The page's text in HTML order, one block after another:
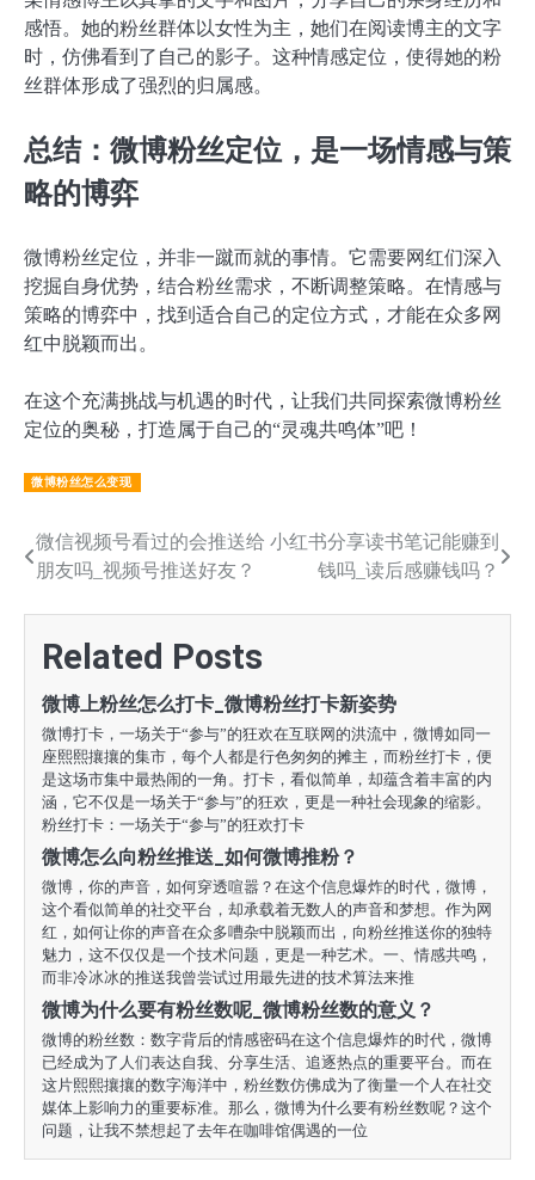
感悟。她的粉丝群体以女性为主，她们在阅读博主的文字
时，仿佛看到了自己的影子。这种情感定位，使得她的粉
丝群体形成了强烈的归属感。
总结：微博粉丝定位，是一场情感与策
略的博弈
微博粉丝定位，并非一蹴而就的事情。它需要网红们深入
挖掘自身优势，结合粉丝需求，不断调整策略。在情感与
策略的博弈中，找到适合自己的定位方式，才能在众多网
红中脱颖而出。
在这个充满挑战与机遇的时代，让我们共同探索微博粉丝
定位的奥秘，打造属于自己的“灵魂共鸣体”吧！
微博粉丝怎么变现
文
章
航
微信视频号看过的会推送给
朋友吗_视频号推送好友？
小红书分享读书笔记能赚到
钱吗_读后感赚钱吗？
Related Posts
微博上粉丝怎么打卡_微博粉丝打卡新姿势
微博打卡，一场关于“参与”的狂欢在互联网的洪流中，微博如同一
座熙熙攘攘的集市，每个人都是行色匆匆的摊主，而粉丝打卡，便
是这场市集中最热闹的一角。打卡，看似简单，却蕴含着丰富的内
涵，它不仅是一场关于“参与”的狂欢，更是一种社会现象的缩影。
粉丝打卡：一场关于“参与”的狂欢打卡
微博怎么向粉丝推送_如何微博推粉？
微博，你的声音，如何穿透喧嚣？在这个信息爆炸的时代，微博，
这个看似简单的社交平台，却承载着无数人的声音和梦想。作为网
红，如何让你的声音在众多嘈杂中脱颖而出，向粉丝推送你的独特
魅力，这不仅仅是一个技术问题，更是一种艺术。一、情感共鸣，
而非冷冰冰的推送我曾尝试过用最先进的技术算法来推
微博为什么要有粉丝数呢_微博粉丝数的意义？
微博的粉丝数：数字背后的情感密码在这个信息爆炸的时代，微博
已经成为了人们表达自我、分享生活、追逐热点的重要平台。而在
这片熙熙攘攘的数字海洋中，粉丝数仿佛成为了衡量一个人在社交
媒体上影响力的重要标准。那么，微博为什么要有粉丝数呢？这个
问题，让我不禁想起了去年在咖啡馆偶遇的一位